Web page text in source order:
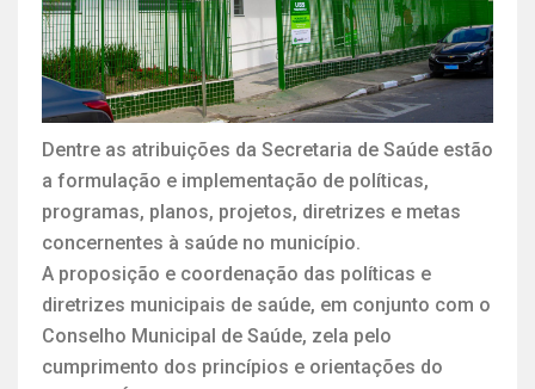
Dentre as atribuições da Secretaria de Saúde estão
a formulação e implementação de políticas,
programas, planos, projetos, diretrizes e metas
concernentes à saúde no município.
A proposição e coordenação das políticas e
diretrizes municipais de saúde, em conjunto com o
Conselho Municipal de Saúde, zela pelo
cumprimento dos princípios e orientações do